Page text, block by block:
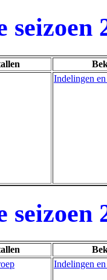
Indelingen
Indelingen